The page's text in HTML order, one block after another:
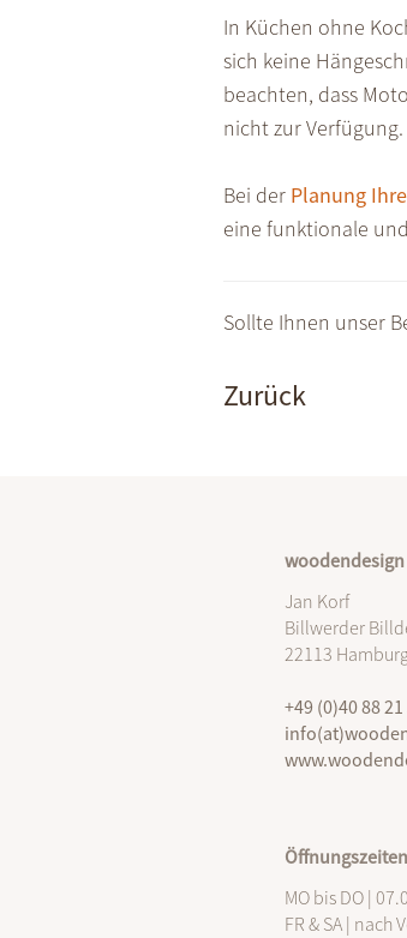
In Küchen ohne
sich keine
beachten, dass
nicht zur
Bei der Planung
eine funktionale
Sollte Ihnen unser
Zurück
Jan Korf
Billwerder
22113
+49 (0)40 88
MO bis DO |
FR & SA | nach